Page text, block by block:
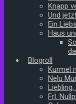
Knapp
Und
Ein
Haus
Blogroll
Kurmel
Nelu
Frl.